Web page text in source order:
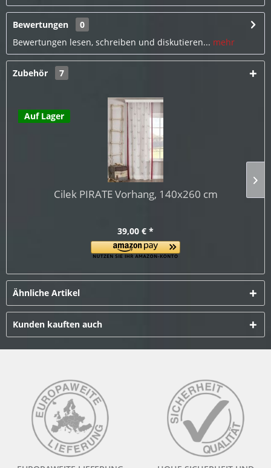
Bewertungen
0
Bewertungen lesen, schreiben und diskutieren... mehr
Zubehör 7
Auf Lager
Cilek PIRATE Vorhang, 140x260 cm
39,00 € *
Ähnliche Artikel
Kunden kauften auch